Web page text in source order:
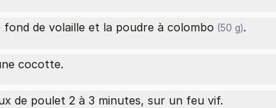
fond de volaille et la poudre à colombo (50 g).
cocotte.
de poulet 2 à 3 minutes, sur un feu vif.